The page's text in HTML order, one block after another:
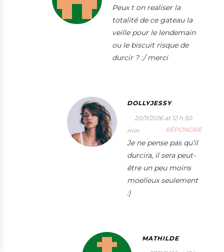
Peux t on realiser la
totalité de ce gateau la
veille pour le lendemain
ou le biscuit risque de
durcir ? :/ merci
DOLLYJESSY
20/11/2016 at 12 h 50
min
RÉPONDRE
Je ne pense pas qu’il
durcira, il sera peut-
être un peu moins
moelleux seulement
:)
MATHILDE